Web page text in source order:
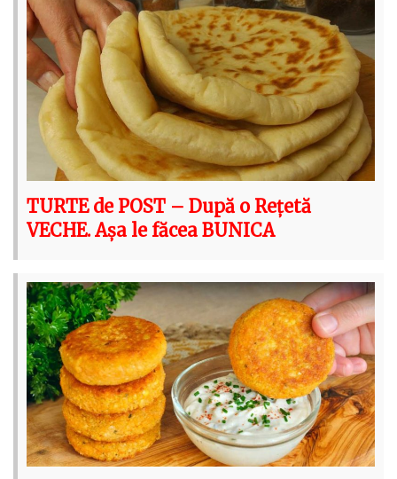
TURTE de POST – După o Rețetă
VECHE. Așa le făcea BUNICA